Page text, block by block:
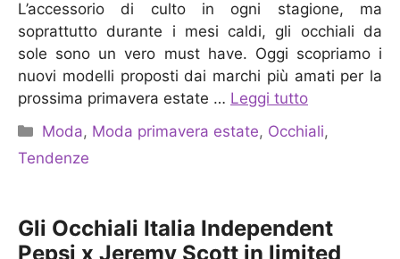
L’accessorio di culto in ogni stagione, ma
soprattutto durante i mesi caldi, gli occhiali da
sole sono un vero must have. Oggi scopriamo i
nuovi modelli proposti dai marchi più amati per la
prossima primavera estate … Leggi tutto
Categorie
Moda, Moda primavera estate, Occhiali,
Tendenze
Gli Occhiali Italia Independent
Pepsi x Jeremy Scott in limited